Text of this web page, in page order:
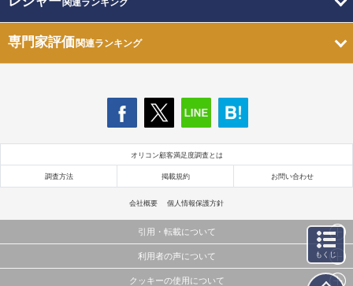
関連ランキング
専門家評価関連ランキング
オリコン顧客満足度調査とは
調査方法 掲載規約 お問い合わせ
会社概要 個人情報保護方針
引用・転載について
当サイトで公開されている情報（文字、写真、イラスト、画像データ等）及びこれらの配置・
利用者の声について
当サイトに掲載している内容はすべてサービスの利用者が提出された見解・感想です。
クッキーの使用について
もくじ